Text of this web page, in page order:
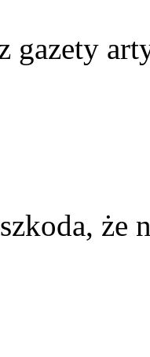
gazety
że